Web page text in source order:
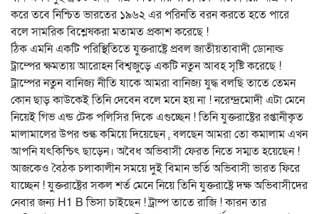
করে তবে নিশ্চিত ভারতের ১৯৬২ এর পরিনতি বরন করতে হতে পারে
বলে সামরিক বিশ্লেষকরা মতামত প্রকাশ করেছে !
ঠিক এমনি একটি পরিস্থিতিতে যুক্তরাষ্ট্রে প্রবল জাতীয়তাবাদী ডোনাল্ড
ট্রাম্পের ক্ষমতায় আরোহন বিশ্বজুড়ে একটি নতুন আবহ সৃষ্টি করেছে !
ট্রাম্পের নতুন বানিজ্য নীতি যাকে আমরা বানিজ্য যুদ্ধ বলছি তাতে তেমন
কোন ছাড় কাউকেই তিনি দেবেন বলে মনে হয় না ! নরেন্দ্রমোদী এটা মেনে
নিয়েই গিভ এন্ড টেক পলিসির দিকে এগুচ্ছেন ! তিনি যুক্তরাষ্ট্রের রপ্তানীকৃত
মালামালের উপর শুল্ক কমিয়ে দিয়েছেন , বলছেন আমরা তো কমালাম এখন
আপনি যৎকিন্চিৎ ছাড়েন। অবৈধ অভিবাসী ফেরত নিতে সম্মত হয়েছেন !
আজকেও বৈঠক চলাকালীন সময়ে দুই বিমান ভর্তি অভিবাসী ভারত ফিরে
যাচ্ছেন ! যুক্তরাষ্ট্রের সকল শর্ত মেনে নিয়ে তিনি যুক্তরাষ্ট্রে দক্ষ অভিবাসীদের
নেবার জন্য H1 B ভিসা চাইছেন ! ট্রাম্প তাতে রাজি ! কারন তার